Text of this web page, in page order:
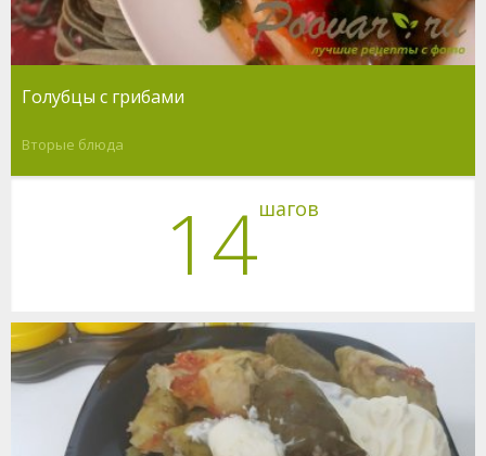
Голубцы с грибами
Вторые блюда
14шагов